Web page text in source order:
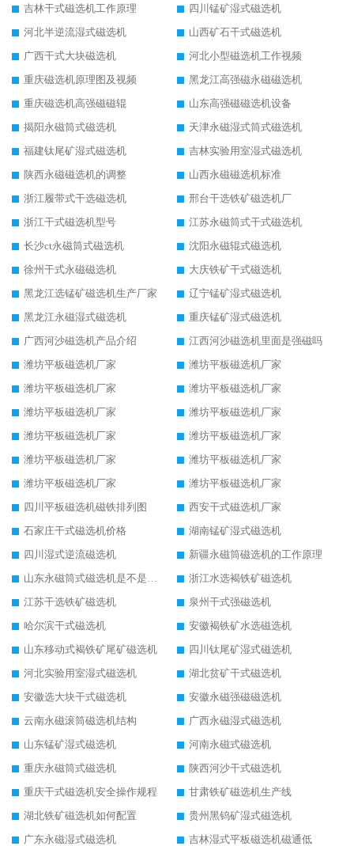
吉林干式磁选机工作原理
四川锰矿湿式磁选机
河北半逆流湿式磁选机
山西矿石干式磁选机
广西干式大块磁选机
河北小型磁选机工作视频
重庆磁选机原理图及视频
黑龙江高强磁永磁磁选机
重庆磁选机高强磁磁辊
山东高强磁磁选机设备
揭阳永磁筒式磁选机
天津永磁湿式筒式磁选机
福建钛尾矿湿式磁选机
吉林实验用室湿式磁选机
陕西永磁磁选机的调整
山西永磁磁选机标准
浙江履带式干选磁选机
邢台干选铁矿磁选机厂
浙江干式磁选机型号
江苏永磁筒式干式磁选机
长沙ct永磁筒式磁选机
沈阳永磁辊式磁选机
徐州干式永磁磁选机
大庆铁矿干式磁选机
黑龙江选锰矿磁选机生产厂家
辽宁锰矿湿式磁选机
黑龙江永磁湿式磁选机
重庆锰矿湿式磁选机
广西河沙磁选机产品介绍
江西河沙磁选机里面是强磁吗
潍坊平板磁选机厂家
潍坊平板磁选机厂家
潍坊平板磁选机厂家
潍坊平板磁选机厂家
潍坊平板磁选机厂家
潍坊平板磁选机厂家
潍坊平板磁选机厂家
潍坊平板磁选机厂家
潍坊平板磁选机厂家
潍坊平板磁选机厂家
潍坊平板磁选机厂家
潍坊平板磁选机厂家
四川平板磁选机磁铁排列图
西安干式磁选机厂家
石家庄干式磁选机价格
湖南锰矿湿式磁选机
四川湿式逆流磁选机
新疆永磁筒磁选机的工作原理
浙江水选褐铁矿磁选机
江苏干选铁矿磁选机
泉州干式强磁选机
哈尔滨干式磁选机
安徽褐铁矿水选磁选机
山东移动式褐铁矿尾矿磁选机
四川钛尾矿湿式磁选机
河北实验用室湿式磁选机
湖北贫矿干式磁选机
安徽选大块干式磁选机
安徽永磁强磁磁选机
云南永磁滚筒磁选机结构
广西永磁湿式磁选机
山东锰矿湿式磁选机
河南永磁式磁选机
重庆永磁筒式磁选机
陕西河沙干式磁选机
重庆干式磁选机安全操作规程
甘肃铁矿磁选机生产线
湖北铁矿磁选机如何配置
贵州黑钨矿湿式磁选机
广东永磁湿式磁选机
吉林湿式平板磁选机磁通低